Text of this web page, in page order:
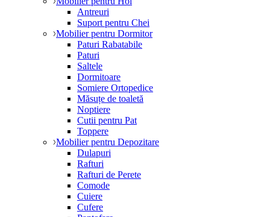
Antreuri
Suport pentru Chei
Mobilier pentru Dormitor
Paturi Rabatabile
Paturi
Saltele
Dormitoare
Somiere Ortopedice
Măsuțe de toaletă
Noptiere
Cutii pentru Pat
Toppere
Mobilier pentru Depozitare
Dulapuri
Rafturi
Rafturi de Perete
Comode
Cuiere
Cufere